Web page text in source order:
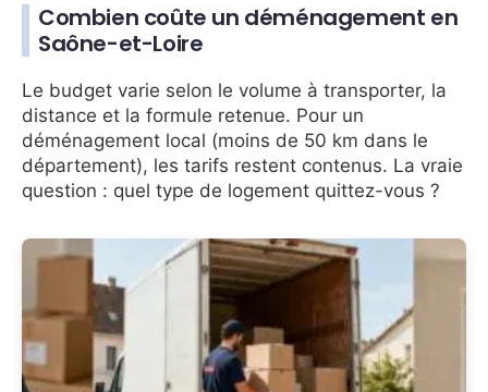
Combien coûte un déménagement en
Saône-et-Loire
Le budget varie selon le volume à transporter, la
distance et la formule retenue. Pour un
déménagement local (moins de 50 km dans le
département), les tarifs restent contenus. La vraie
question : quel type de logement quittez-vous ?